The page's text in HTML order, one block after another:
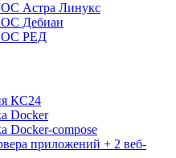
Астра Линукс
Дебиан
ОС РЕД
КС24
Docker
Docker-compose
приложений + 2 веб-